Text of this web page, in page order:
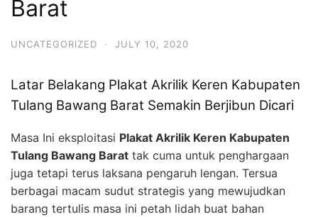
Barat
UNCATEGORIZED · JULY 10, 2020
Latar Belakang Plakat Akrilik Keren Kabupaten
Tulang Bawang Barat Semakin Berjibun Dicari
Masa Ini eksploitasi Plakat Akrilik Keren Kabupaten
Tulang Bawang Barat tak cuma untuk penghargaan
juga tetapi terus laksana pengaruh lengan. Tersua
berbagai macam sudut strategis yang mewujudkan
barang tertulis masa ini petah lidah buat bahan